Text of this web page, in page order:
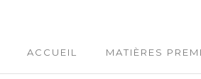
ACCUEIL MATIÈRES